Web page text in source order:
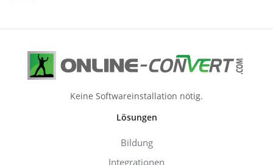
Keine Softwareinstallation nötig.
Lösungen
Bildung
Integrationen